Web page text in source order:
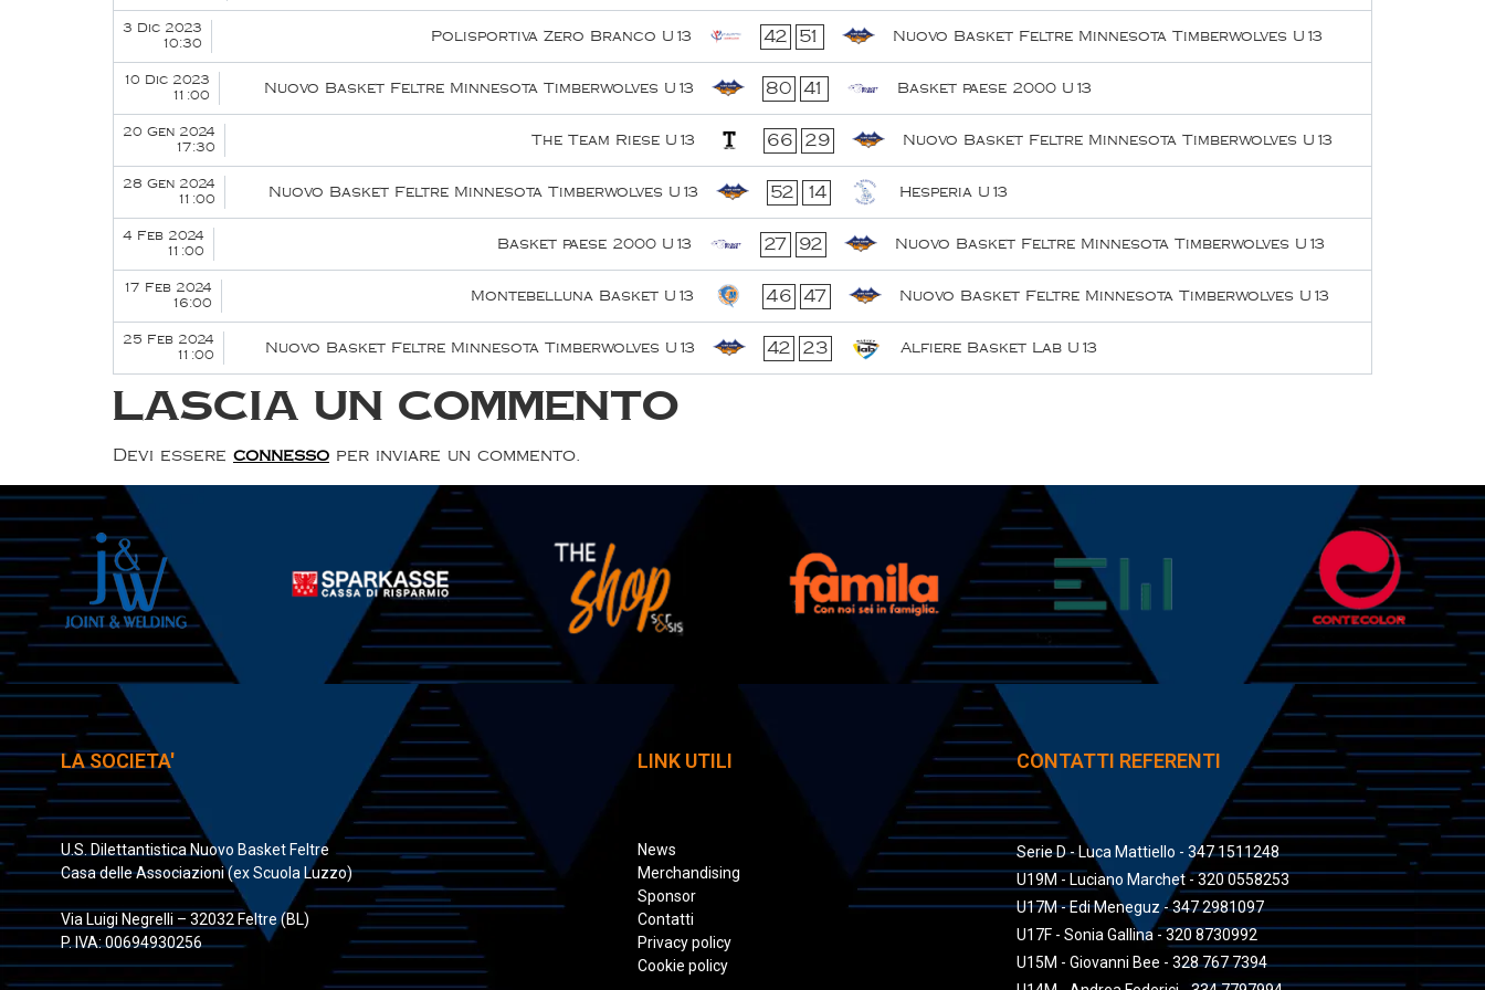
3 Dic 2023
10:30
Polisportiva Zero Branco U13 42 51 Nuovo Basket Feltre Minnesota Timberwolves U13
10 Dic 2023
11:00
Nuovo Basket Feltre Minnesota Timberwolves U13 80 41 Basket paese 2000 U13
20 Gen 2024
17:30
The Team Riese U13 66 29 Nuovo Basket Feltre Minnesota Timberwolves U13
28 Gen 2024
11:00
Nuovo Basket Feltre Minnesota Timberwolves U13 52 14 Hesperia U13
4 Feb 2024
11:00
Basket paese 2000 U13 27 92 Nuovo Basket Feltre Minnesota Timberwolves U13
17 Feb 2024
16:00
Montebelluna Basket U13 46 47 Nuovo Basket Feltre Minnesota Timberwolves U13
25 Feb 2024
11:00
Nuovo Basket Feltre Minnesota Timberwolves U13 42 23 Alfiere Basket Lab U13
Lascia un commento
Devi essere connesso per inviare un commento.
LA SOCIETA'
U.S. Dilettantistica Nuovo Basket Feltre
Casa delle Associazioni (ex Scuola Luzzo)
Via Luigi Negrelli – 32032 Feltre (BL)
P. IVA: 00694930256
LINK UTILI
News
Merchandising
Sponsor
Contatti
Privacy policy
Cookie policy
CONTATTI REFERENTI
Serie D - Luca Mattiello - 347 1511248
U19M - Luciano Marchet - 320 0558253
U17M - Edi Meneguz - 347 2981097
U17F - Sonia Gallina - 320 8730992
U15M - Giovanni Bee - 328 767 7394